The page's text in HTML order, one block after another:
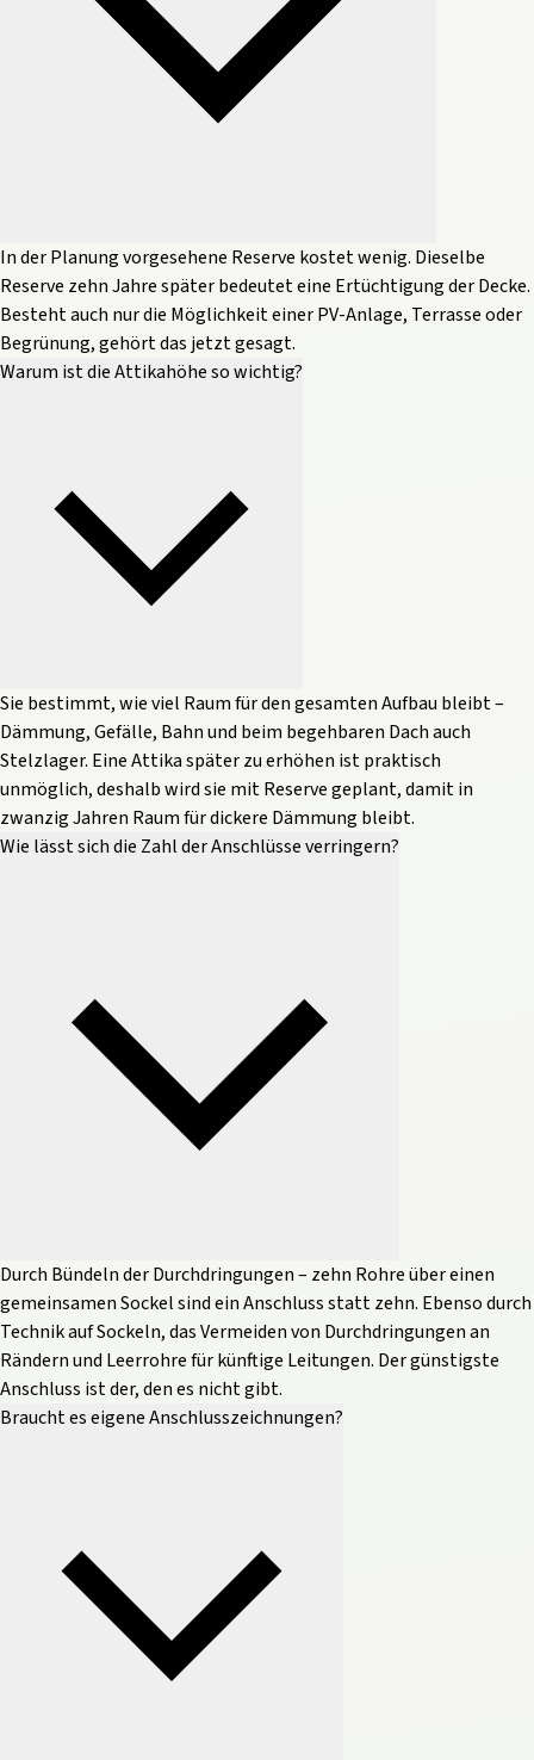
In der Planung vorgesehene Reserve kostet wenig. Dieselbe
Reserve zehn Jahre später bedeutet eine Ertüchtigung der Decke.
Besteht auch nur die Möglichkeit einer PV-Anlage, Terrasse oder
Begrünung, gehört das jetzt gesagt.
Warum ist die Attikahöhe so wichtig?
Sie bestimmt, wie viel Raum für den gesamten Aufbau bleibt –
Dämmung, Gefälle, Bahn und beim begehbaren Dach auch
Stelzlager. Eine Attika später zu erhöhen ist praktisch
unmöglich, deshalb wird sie mit Reserve geplant, damit in
zwanzig Jahren Raum für dickere Dämmung bleibt.
Wie lässt sich die Zahl der Anschlüsse verringern?
Durch Bündeln der Durchdringungen – zehn Rohre über einen
gemeinsamen Sockel sind ein Anschluss statt zehn. Ebenso durch
Technik auf Sockeln, das Vermeiden von Durchdringungen an
Rändern und Leerrohre für künftige Leitungen. Der günstigste
Anschluss ist der, den es nicht gibt.
Braucht es eigene Anschlusszeichnungen?